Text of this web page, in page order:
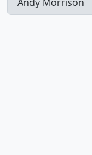
, 1 resultados